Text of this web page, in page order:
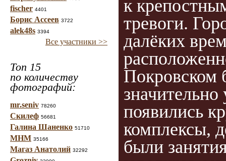
fischer 4401
Борис Ассеев 3722
alek48s 3394
Все участники >>
Топ 15
по количеству
фотографий:
mr.seniv 78260
Скилеф 56681
Галина Шаненко 51710
МНМ 35166
Магаз Анатолий 32292
к
тревоги.
далёких
Покровском
появились
комплексы,
были